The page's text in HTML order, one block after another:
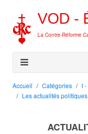
VOD -
La Contre-Réforme
Accueil Catégories
I
Les actualités